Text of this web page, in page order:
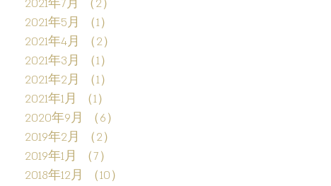
2021年7月
（2）
2021年5月
（1）
2021年4月
（2）
2021年3月
（1）
2021年2月
（1）
2021年1月
（1）
2020年9月
（6）
2019年2月
（2）
2019年1月
（7）
2018年12月
（10）